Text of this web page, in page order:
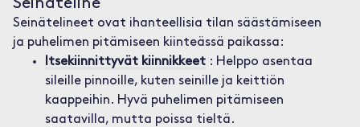
Seinäteline
Seinätelineet ovat ihanteellisia tilan säästämiseen
ja puhelimen pitämiseen kiinteässä paikassa:
Itsekiinnittyvät kiinnikkeet: Helppo asentaa
sileille pinnoille, kuten seinille ja keittiön
kaappeihin. Hyvä puhelimen pitämiseen
saatavilla, mutta poissa tieltä.